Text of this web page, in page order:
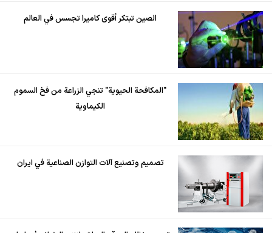
الصين تبتكر أقوى كاميرا تجسس في العالم
"المكافحة الحيوية" تنجي الزراعة من فخ السموم
الكيماوية
تصميم وتصنيع آلات التوازن الصناعية في ايران